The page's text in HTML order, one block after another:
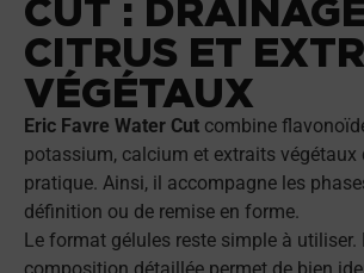
CUT :
CITRUS ET
VÉGÉTAUX
Eric Favre Water Cut combine
potassium, calcium et extraits
pratique. Ainsi, il accompagne les
définition ou de remise en forme.
Le format gélules reste simple à utiliser.